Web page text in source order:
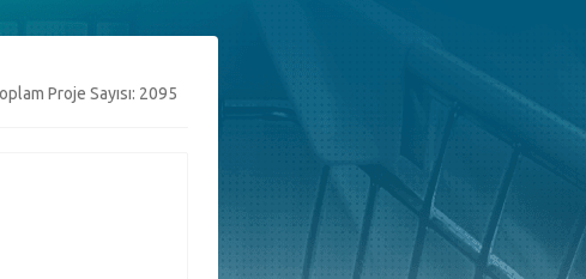
Proje Sayısı: 2095